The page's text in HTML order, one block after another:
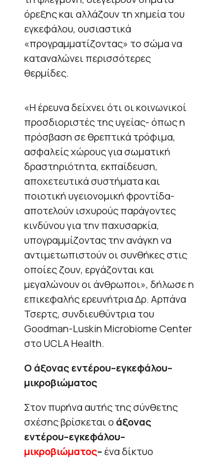
όρεξης και αλλάζουν τη χημεία του
εγκεφάλου, ουσιαστικά
«προγραμματίζοντας» το σώμα να
καταναλώνει περισσότερες
θερμίδες.
«Η έρευνα δείχνει ότι οι κοινωνικοί
προσδιοριστές της υγείας- όπως η
πρόσβαση σε θρεπτικά τρόφιμα,
ασφαλείς χώρους για σωματική
δραστηριότητα, εκπαίδευση,
αποχετευτικά συστήματα και
ποιοτική υγειονομική φροντίδα-
αποτελούν ισχυρούς παράγοντες
κινδύνου για την παχυσαρκία,
υπογραμμίζοντας την ανάγκη να
αντιμετωπιστούν οι συνθήκες στις
οποίες ζουν, εργάζονται και
μεγαλώνουν οι άνθρωποι», δήλωσε η
επικεφαλής ερευνήτρια Δρ. Αρπάνα
Τσερτς, συνδιευθύντρια του
Goodman-Luskin Microbiome Center
στο UCLA Health.
Ο άξονας εντέρου–εγκεφάλου–
μικροβιώματος
Στον πυρήνα αυτής της σύνθετης
σχέσης βρίσκεται ο άξονας
εντέρου–εγκεφάλου–
μικροβιώματος– ένα δίκτυο